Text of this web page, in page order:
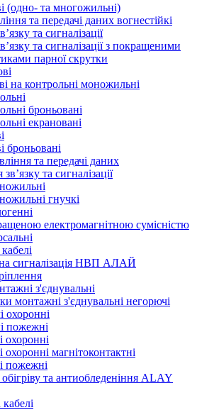
(одно- та многожильні)
та передачі даних вогнестійкі
та сигналізації
та сигналізації з покращеними
парної скрутки
на контрольні моножильні
броньовані
екрановані
броньовані
та передачі даних
та сигналізації
гнучкі
електромагнітною сумісністю
сигналізація НВП АЛАЙ
з'єднувальні
монтажні з'єднувальні негорючі
охоронні
пожежні
охоронні
охоронні магнітоконтактні
пожежні
та антиобледеніння ALAY